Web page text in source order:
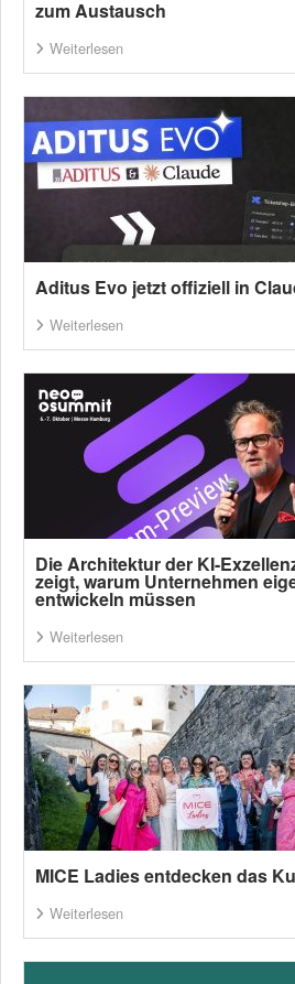
zum Austausch
Weiterlesen
Aditus Evo jetzt offiziell in
Weiterlesen
Die Architektur der KI-
zeigt, warum Unternehmen
entwickeln müssen
Weiterlesen
MICE Ladies entdecken das
Weiterlesen